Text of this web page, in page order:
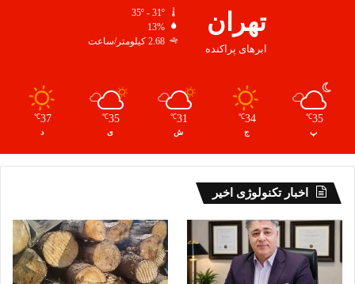
تهران
ابرهای پراکنده
13%
2.68 کیلومتر/ساعت
35
℃
پ
34
℃
ج
31
℃
ش
35
℃
ی
37
℃
د
اخبار تکنولوژی اخیر